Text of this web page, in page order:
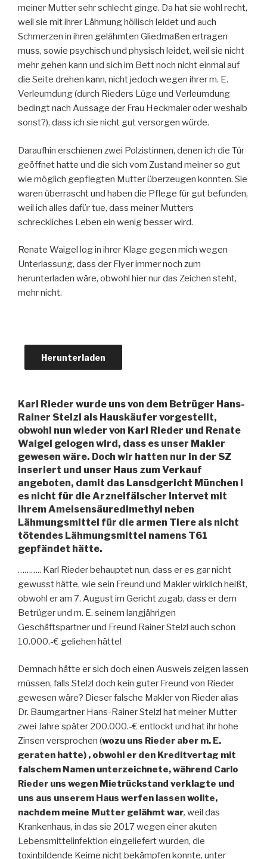
meiner Mutter sehr schlecht ginge. Da hat sie wohl recht,
weil sie mit ihrer Lähmung höllisch leidet und auch
Schmerzen in ihren gelähmten Gliedmaßen ertragen
muss, sowie psychisch und physisch leidet, weil sie nicht
mehr gehen kann und sich im Bett noch nicht einmal auf
die Seite drehen kann, nicht jedoch wegen ihrer m. E.
Verleumdung (durch Rieders Lüge und Verleumdung
bedingt nach Aussage der Frau Heckmaier oder weshalb
sonst?), dass ich sie nicht gut versorgen würde.
Daraufhin erschienen zwei Polzistinnen, denen ich die Tür
geöffnet hatte und die sich vom Zustand meiner so gut
wie möglich gepflegten Mutter überzeugen konnten. Sie
waren überrascht und haben die Pflege für gut befunden,
weil ich alles dafür tue, dass meiner Mutters
schreckliches Leben ein wenig besser wird.
Renate Waigel log in ihrer Klage gegen mich wegen
Unterlassung, dass der Flyer immer noch zum
herunterladen wäre, obwohl hier nur das Zeichen steht,
mehr nicht.
Herunterladen
Karl Rieder wurde uns von dem Betrüger Hans-
Rainer Stelzl als Hauskäufer vorgestellt,
obwohl nun wieder von Karl Rieder und Renate
Waigel gelogen wird, dass es unser Makler
gewesen wäre. Doch wir hatten nur in der SZ
inseriert und unser Haus zum Verkauf
angeboten, damit das Lansdgericht München I
es nicht für die Arzneifälscher Intervet mit
ihrem Ameisensäuredimethyl neben
Lähmungsmittel für die armen Tiere als nicht
tötendes Lähmungsmittel namens T61
gepfändet hätte.
……….. Karl Rieder behauptet nun, dass er es gar nicht
gewusst hätte, wie sein Freund und Makler wirklich heißt,
obwohl er am 7. August im Gericht zugab, dass er dem
Betrüger und m. E. seinem langjährigen
Geschäftspartner und Freund Rainer Stelzl auch schon
10.000.-€ geliehen hätte!
Demnach hätte er sich doch einen Ausweis zeigen lassen
müssen, falls Stelzl doch kein guter Freund von Rieder
gewesen wäre? Dieser falsche Makler von Rieder alias
Dr. Baumgartner Hans-Rainer Stelzl hat meiner Mutter
zwei Jahre später 200.000.-€ entlockt und hat ihr hohe
Zinsen versprochen (wozu uns Rieder aber m. E.
geraten hatte) , obwohl er den Kreditvertag mit
falschem Namen unterzeichnete, während Carlo
Rieder uns wegen Mietrückstand verklagte und
uns aus unserem Haus werfen lassen wollte,
nachdem meine Mutter gelähmt war, weil das
Krankenhaus, in das sie 2017 wegen einer akuten
Lebensmittelinfektion eingeliefert wurden, die
toxinbildende Keime nicht bekämpfen konnte, unter